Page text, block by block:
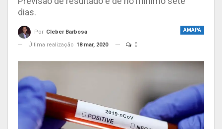
dias.
AMAPÁ
Por Cleber Barbosa
Última realização 18 mar, 2020 0